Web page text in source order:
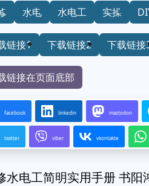
水电 水电工 实操
链接1 下载链接2 下载链接
链接在页面底部
facebook linkedin mastodon
twitter viber vkontakte
水电工简明实用手册 书阳